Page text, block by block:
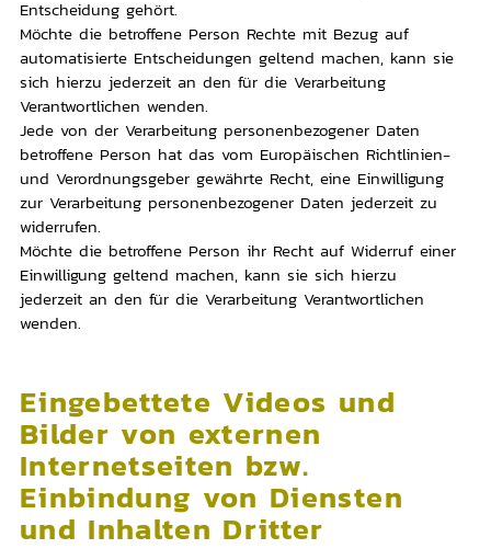
Entscheidung gehört.
Möchte die betroffene Person Rechte mit Bezug auf
automatisierte Entscheidungen geltend machen, kann sie
sich hierzu jederzeit an den für die Verarbeitung
Verantwortlichen wenden.
Jede von der Verarbeitung personenbezogener Daten
betroffene Person hat das vom Europäischen Richtlinien-
und Verordnungsgeber gewährte Recht, eine Einwilligung
zur Verarbeitung personenbezogener Daten jederzeit zu
widerrufen.
Möchte die betroffene Person ihr Recht auf Widerruf einer
Einwilligung geltend machen, kann sie sich hierzu
jederzeit an den für die Verarbeitung Verantwortlichen
wenden.
Eingebettete Videos und
Bilder von externen
Internetseiten bzw.
Einbindung von Diensten
und Inhalten Dritter